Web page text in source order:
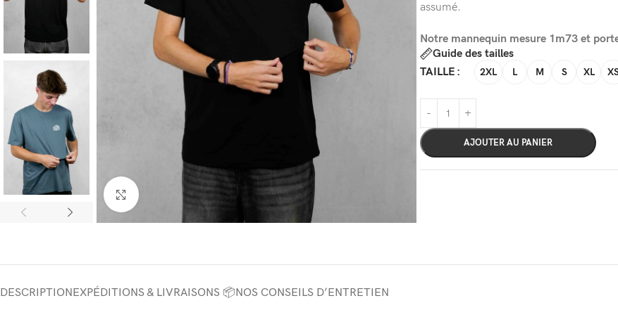
Cliquez pour agrandir
assumé.
Notre mannequin mesure 1m73 et
Guide des tailles
TAILLE
2XL L M S XL
AJOUTER AU PANIER
DESCRIPTIONEXPÉDITIONS & LIVRAISONS 📦NOS CONSEILS D’ENTRETIEN